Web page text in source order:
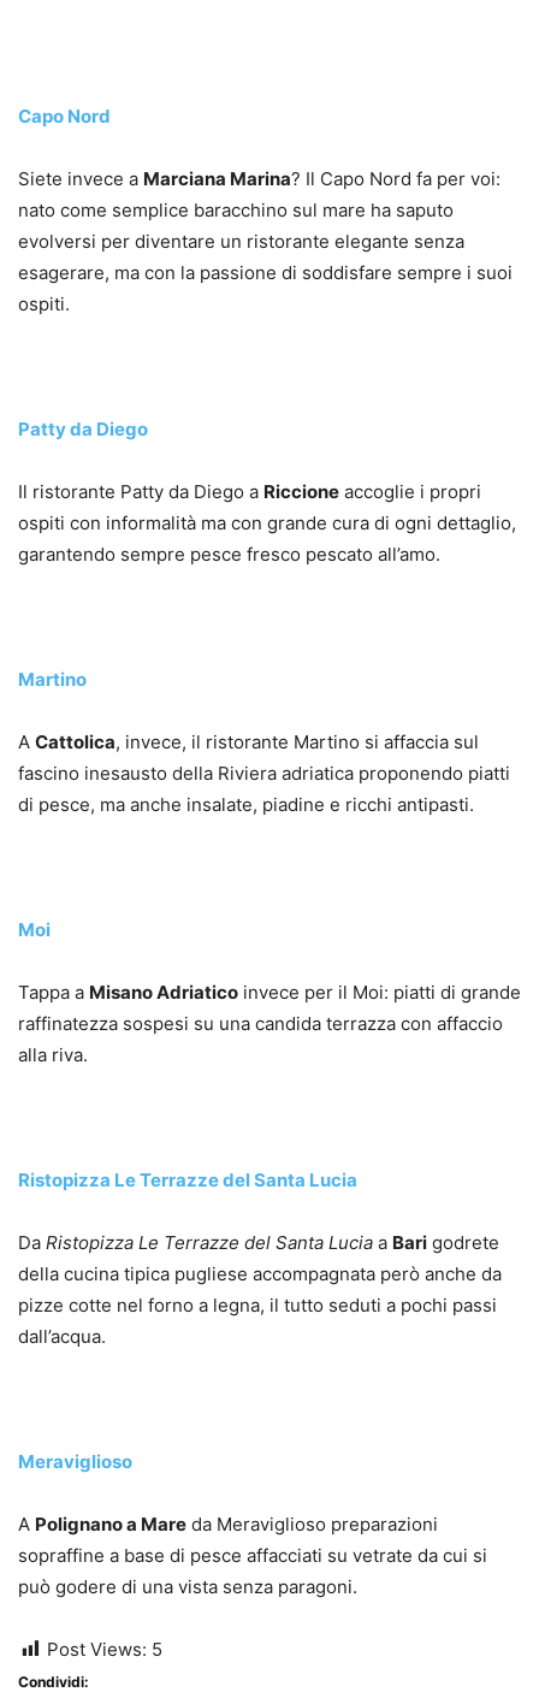
Capo Nord
Siete invece a Marciana Marina? Il Capo Nord fa per voi:
nato come semplice baracchino sul mare ha saputo
evolversi per diventare un ristorante elegante senza
esagerare, ma con la passione di soddisfare sempre i suoi
ospiti.
Patty da Diego
Il ristorante Patty da Diego a Riccione accoglie i propri
ospiti con informalità ma con grande cura di ogni dettaglio,
garantendo sempre pesce fresco pescato all’amo.
Martino
A Cattolica, invece, il ristorante Martino si affaccia sul
fascino inesausto della Riviera adriatica proponendo piatti
di pesce, ma anche insalate, piadine e ricchi antipasti.
Moi
Tappa a Misano Adriatico invece per il Moi: piatti di grande
raffinatezza sospesi su una candida terrazza con affaccio
alla riva.
Ristopizza Le Terrazze del Santa Lucia
Da Ristopizza Le Terrazze del Santa Lucia a Bari godrete
della cucina tipica pugliese accompagnata però anche da
pizze cotte nel forno a legna, il tutto seduti a pochi passi
dall’acqua.
Meraviglioso
A Polignano a Mare da Meraviglioso preparazioni
sopraffine a base di pesce affacciati su vetrate da cui si
può godere di una vista senza paragoni.
Post Views: 5
Condividi: